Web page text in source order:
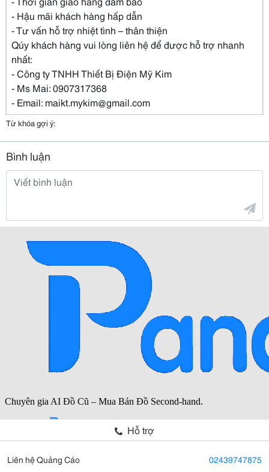
- Hậu mãi khách hàng hấp dẫn
- Tư vấn hỗ trợ nhiệt tình – thân thiện
Qúy khách hàng vui lòng liên hệ để được hỗ trợ nhanh
nhất:
- Công ty TNHH Thiết Bị Điện Mỹ Kim
- Ms Mai: 0907317368
- Email: maikt.mykim@gmail.com
Từ khóa gợi ý:
Bình luận
Hỗ trợ
Liên hệ Quảng Cáo 02439747875